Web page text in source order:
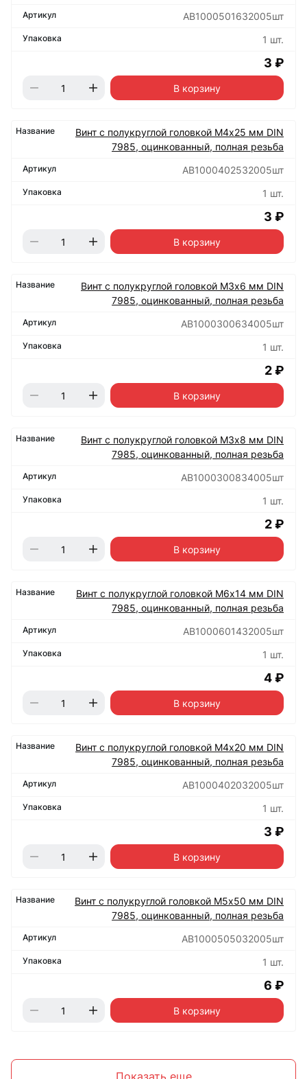
АВ1000501632005шт
1 шт.
3 ₽
В корзину
Винт с полукруглой головкой М4х25 мм DIN
7985, оцинкованный, полная резьба
АВ1000402532005шт
1 шт.
3 ₽
В корзину
Винт с полукруглой головкой М3х6 мм DIN
7985, оцинкованный, полная резьба
АВ1000300634005шт
1 шт.
2 ₽
В корзину
Винт с полукруглой головкой М3х8 мм DIN
7985, оцинкованный, полная резьба
АВ1000300834005шт
1 шт.
2 ₽
В корзину
Винт с полукруглой головкой М6х14 мм DIN
7985, оцинкованный, полная резьба
АВ1000601432005шт
1 шт.
4 ₽
В корзину
Винт с полукруглой головкой М4х20 мм DIN
7985, оцинкованный, полная резьба
АВ1000402032005шт
1 шт.
3 ₽
В корзину
Винт с полукруглой головкой М5х50 мм DIN
7985, оцинкованный, полная резьба
АВ1000505032005шт
1 шт.
6 ₽
В корзину